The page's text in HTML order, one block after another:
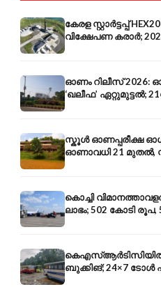
കേരള സ്റ്റാർട്ടപ്പ്
വിക്ഷേപണ കരാർ;
ഓണം റിലീസ് 2026:
‘ഖലീഫ’ ഏറ്റുമുട്ടൽ;
സ്കൂൾ ഓണപ്പരീക്ഷ
ഓണാവധി 21 മുതൽ,
കൊച്ചി
ലാഭം; 502 കോടി രൂപ,
കൺസൾട്ടൻസി
കെഎസ്ആർടിസിയിൽ
ബുക്കിങ്; 24×7 ടോൾ
കൊറിയറും